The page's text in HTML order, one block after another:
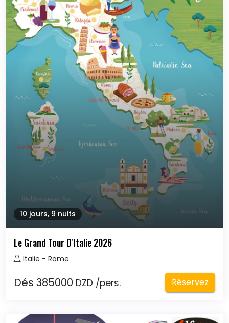
10 jours, 9 nuits
Le Grand Tour D'Italie 2026
Italie - Rome
Dés 385000 DZD /pers. Réservez